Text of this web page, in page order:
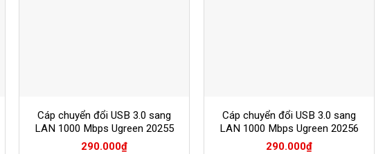
Cáp chuyển đổi USB 3.0 sang
LAN 1000 Mbps Ugreen 20255
màu trắng
290.000₫
Cáp chuyển đổi USB 3.0 sang
LAN 1000 Mbps Ugreen 20256
màu đen
290.000₫